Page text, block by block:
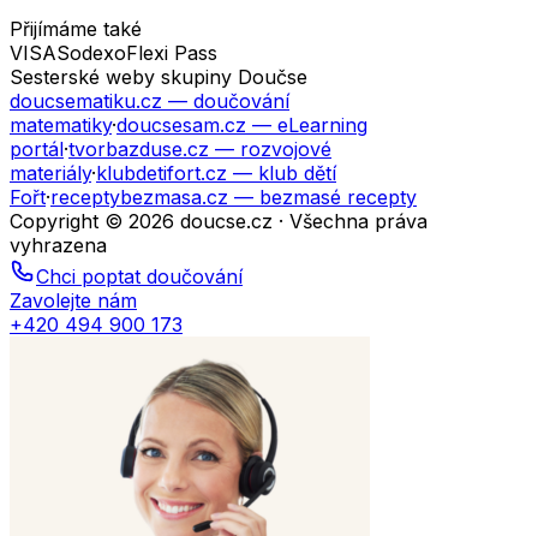
Přijímáme také
VISASodexoFlexi Pass
Sesterské weby skupiny Doučse
doucsematiku.cz — doučování
matematiky·doucsesam.cz — eLearning
portál·tvorbazduse.cz — rozvojové
materiály·klubdetifort.cz — klub dětí
Fořt·receptybezmasa.cz — bezmasé recepty
Copyright © 2026 doucse.cz · Všechna práva
vyhrazena
Chci poptat doučování
Zavolejte nám
+420 494 900 173